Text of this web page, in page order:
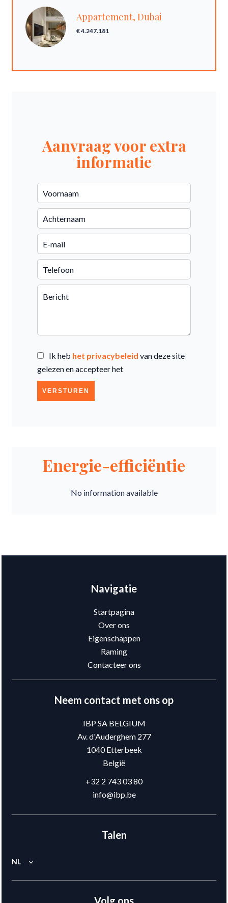
Appartement, Dubai
€ 4.247.181
Aanvraag voor extra
informatie
Ik heb het privacybeleid van deze site
gelezen en accepteer het
VERSTUREN
Energie-efficiëntie
No information available
Navigatie
Startpagina
Over ons
Eigenschappen
Raming
Contacteer ons
Neem contact met ons op
IBP SA BELGIUM
Av. d'Auderghem 277
1040Etterbeek
België
+32 2 743 03 80
info@ibp.be
Talen
NL
Volg ons